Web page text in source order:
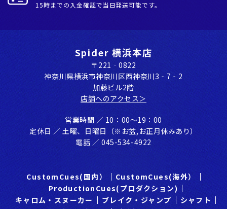
15時までの入金確認で当日発送可能です。
Spider 横浜本店
〒221‐0822
神奈川県横浜市神奈川区⻄神奈川3‐7‐2
加藤ビル2階
店舗へのアクセス＞
営業時間 ／ 10：00〜19：00
定休⽇ ／ ⼟曜、⽇曜⽇（※お盆,お正⽉休みあり）
電話 ／ 045-534-4922
CustomCues(国内）
CustomCues(海外）
ProductionCues(プロダクション)
キャロム・スヌーカー
ブレイク・ジャンプ
シャフト